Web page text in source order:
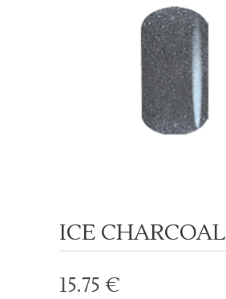
ICE CHARCOAL
15.75 €